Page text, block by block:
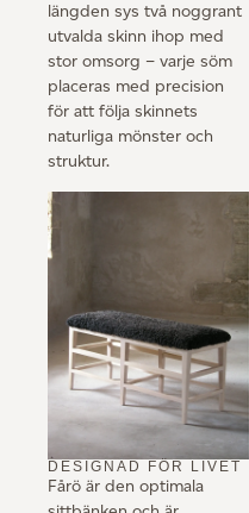
längden sys två noggrant
utvalda skinn ihop med
stor omsorg – varje söm
placeras med precision
för att följa skinnets
naturliga mönster och
struktur.
DESIGNAD FÖR LIVET
Fårö är den optimala